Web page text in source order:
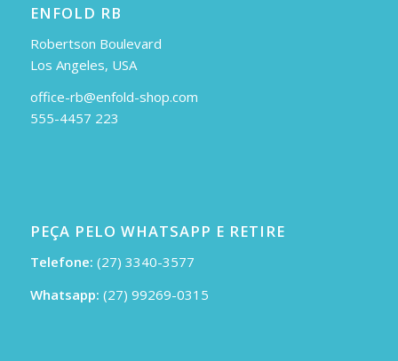
ENFOLD RB
Robertson Boulevard
Los Angeles, USA
office-rb@enfold-shop.com
555-4457 223
PEÇA PELO WHATSAPP E RETIRE
Telefone: (27) 3340-3577
Whatsapp: (27) 99269-0315